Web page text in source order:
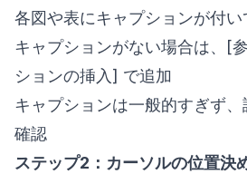
各図や表にキャプションが付い
キャプションがない場合は、[
ションの挿入] で追加
キャプションは一般的すぎず
確認
ステップ2：カーソルの位置決